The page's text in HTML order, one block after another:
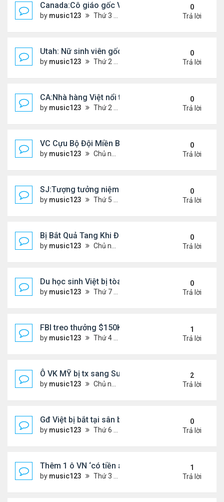
Canada:Cô giáo gốc Việt bị chồng sát hại
by music123 Thứ 3 Tháng 7 21, 2026 4:56 pm
0
Trả lời
Utah: Nữ sinh viên gốc Việt tự vẫn, bạn trai bạo
by music123 Thứ 2 Tháng 7 20, 2026 4:56 pm
0
Trả lời
CA:Nhà hàng Việt nổi tiếng đóng cửa
by music123 Thứ 2 Tháng 7 20, 2026 4:42 pm
0
Trả lời
VC Cựu Bộ Đội Miền Bắc Chọn Định Cư Tại Hoa
by music123 Chủ nhật Tháng 7 12, 2026 3:01 pm
0
Trả lời
SJ:Tượng tưởng niệm cđ Việt bị ăn cắp
by music123 Thứ 5 Tháng 7 09, 2026 6:19 am
0
Trả lời
Bị Bắt Quả Tang Khi Đang Đánh Bắt “Vài Con Cá
by music123 Chủ nhật Tháng 7 05, 2026 8:47 am
0
Trả lời
Du học sinh Việt bị tòa HQ kết án 10 năm vì vứt bỏ
by music123 Thứ 7 Tháng 6 27, 2026 8:01 pm
0
Trả lời
FBI treo thưởng $150K cho tội phạm 'đang ở Việt
by music123 Thứ 4 Tháng 6 24, 2026 7:26 pm
1
Trả lời
Ô VK MỸ bị tx sang Sudan,về VN
by music123 Chủ nhật Tháng 6 21, 2026 6:46 am
2
Trả lời
Gđ Việt bị bắt tại sân bay ở Mỹ
by music123 Thứ 6 Tháng 6 19, 2026 6:47 pm
0
Trả lời
Thêm 1 ô VN ‘có tiền án’ bị Mỹ trục xuất về nước
by music123 Thứ 3 Tháng 6 16, 2026 7:00 pm
1
Trả lời